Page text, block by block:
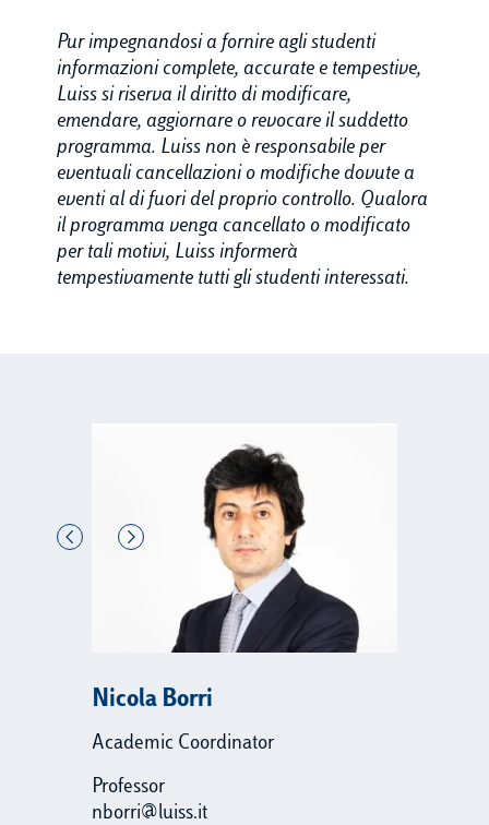
Pur impegnandosi a fornire agli studenti
informazioni complete, accurate e tempestive,
Luiss si riserva il diritto di modificare,
emendare, aggiornare o revocare il suddetto
programma. Luiss non è responsabile per
eventuali cancellazioni o modifiche dovute a
eventi al di fuori del proprio controllo. Qualora
il programma venga cancellato o modificato
per tali motivi, Luiss informerà
tempestivamente tutti gli studenti interessati.
Nicola Borri
Academic Coordinator
Professor
nborri@luiss.it